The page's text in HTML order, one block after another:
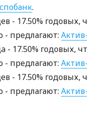
.
- 17.50% годовых,
- предлагают:
- 17.50% годовых,
- предлагают:
- 17.50% годовых,
- предлагают: